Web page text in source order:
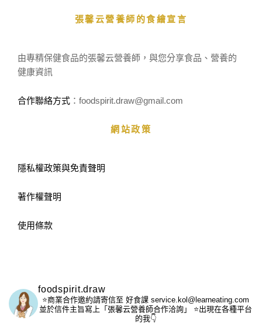
張馨云營養師的食繪宣言
由專精保健食品的張馨云營養師，與您分享食品、營養的
健康資訊
合作聯絡方式 ：foodspirit.draw@gmail.com
網站政策
隱私權政策與免責聲明
著作權聲明
使用條款
foodspirit.draw
⭐️商業合作邀約請寄信至 好食課 service.kol@learneating.com
並於信件主旨寫上「張馨云營養師合作洽詢」
⭐️出現在各種平台
的我👇